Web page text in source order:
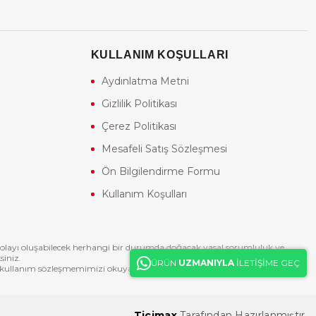
KULLANIM KOŞULLARI
Aydınlatma Metni
Gizlilik Politikası
Çerez Politikası
Mesafeli Satış Sözleşmesi
Ön Bilgilendirme Formu
Kullanım Koşulları
oluşabilecek herhangi bir durumda doğacak yasal sorumluluk ve
kullanım sözleşmemimizi okuyabilirsiniz.
ÜRÜN UZMANIYLAİLETİŞİME GEÇ